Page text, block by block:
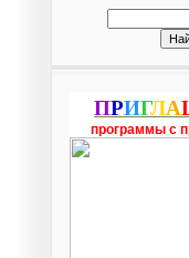
ПРИГЛА
программы с